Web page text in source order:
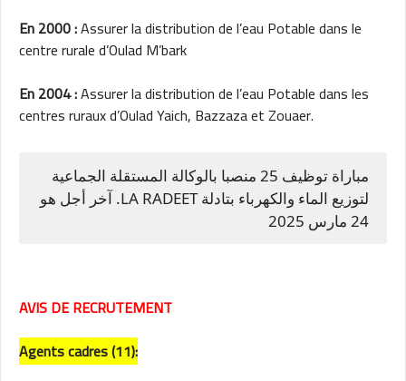
En 2000 :Assurer la distribution de l’eau Potable dans le
centre rurale d’Oulad M’bark
En 2004 :Assurer la distribution de l’eau Potable dans les
centres ruraux d’Oulad Yaich, Bazzaza et Zouaer.
مباراة توظيف 25 منصبا بالوكالة المستقلة الجماعية
لتوزيع الماء والكهرباء بتادلة LA RADEET. آخر أجل هو
24 مارس 2025
AVIS DE RECRUTEMENT
Agents cadres (11):